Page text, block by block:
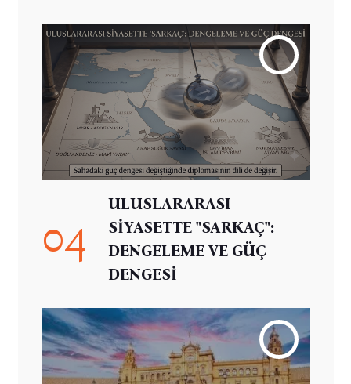
04
ULUSLARARASI
SİYASETTE "SARKAÇ":
DENGELEME VE GÜÇ
DENGESİ